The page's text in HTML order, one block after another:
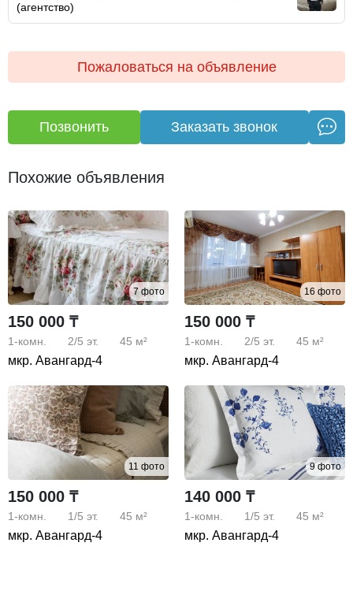
При заселении кроме оплаты за проживание мы берём с
При выселении залог возвращается при условии что
проживания без нанесения ущерба имуществу.
(в соответствии с договором аренды)
Квартира сдается исключительно по договору одному
детей, сроком на 11 месяцев.
Автостоянка во дворе бесплатно.
Добро пожаловать, у нас все удобства для отдыха и
гостей города.
(Нельзя с животными, комнаты изолированы, санузел
совмещенный, балкон, не угловая, с бытовой техникой,
микроволновка, кондиционер, кабельное ТВ,
пластиковые окна, только семейным, нельзя с
животными)
(агентство)
Пожаловаться на объявление
Позвонить Заказать звонок
Похожие объявления
7 фото
150 000 ₸
1-комн. 2/5 эт. 45 м²
мкр. Авангард-4
16 фото
150 000 ₸
1-комн. 2/5 эт. 45 м²
мкр. Авангард-4
11 фото
150 000 ₸
1-комн. 1/5 эт. 45 м²
мкр. Авангард-4
9 фото
140 000 ₸
1-комн. 1/5 эт. 45 м²
мкр. Авангард-4